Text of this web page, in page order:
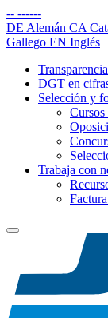
-- ------
DE Alemán CA
Gallego EN Inglés
Transparencia
DGT en
Selección y
Cursos
Trabaja con